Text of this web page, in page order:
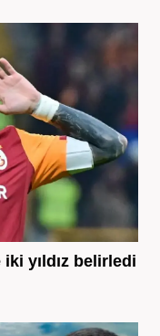
yıldız belirledi